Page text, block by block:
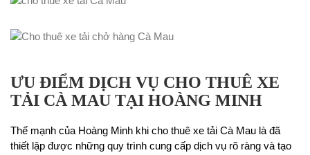
ƯU ĐIỂM DỊCH VỤ CHO THUÊ XE
TẢI CÀ MAU TẠI HOÀNG MINH
Thế mạnh của Hoàng Minh khi cho thuê xe tải Cà Mau là đã
thiết lập được những quy trình cung cấp dịch vụ rõ ràng và tạo